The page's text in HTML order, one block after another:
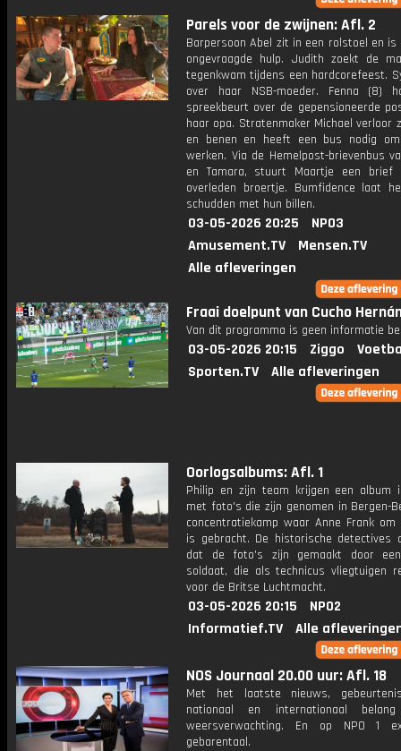
Parels voor de zwijnen: Afl. 2
Barpersoon Abel zit in een rolstoel en
ongevraagde hulp. Judith zoekt de
tegenkwam tijdens een hardcorefeest.
over haar NSB-moeder. Fenna (8)
spreekbeurt over de gepensioneerde
haar opa. Stratenmaker Michael verloor
en benen en heeft een bus nodig
werken. Via de Hemelpost-brievenbus
en Tamara, stuurt Maartje een brief
overleden broertje. Bumfidence laat
schudden met hun billen.
03-05-2026 20:25
NPO3
Amusement.TV
Mensen.TV
Alle afleveringen
Fraai doelpunt van Cucho
Van dit programma is geen informatie
03-05-2026 20:15 Ziggo
Sporten.TV
Alle afleveringen
Oorlogsalbums: Afl. 1
Philip en zijn team krijgen een album
met foto's die zijn genomen in Bergen-
concentratiekamp waar Anne Frank
is gebracht. De historische detectives
dat de foto's zijn gemaakt door
soldaat, die als technicus vliegtuigen
voor de Britse Luchtmacht.
03-05-2026 20:15
NPO2
Informatief.TV
Alle
NOS Journaal 20.00 uur: Afl. 18
Met het laatste nieuws,
nationaal en internationaal
weersverwachting. En op NPO 1
gebarentaal.